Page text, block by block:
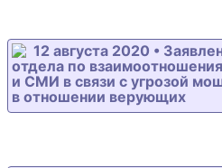
12 августа 2020 •
отдела по
и СМИ в связи с угрозой
в отношении верующих